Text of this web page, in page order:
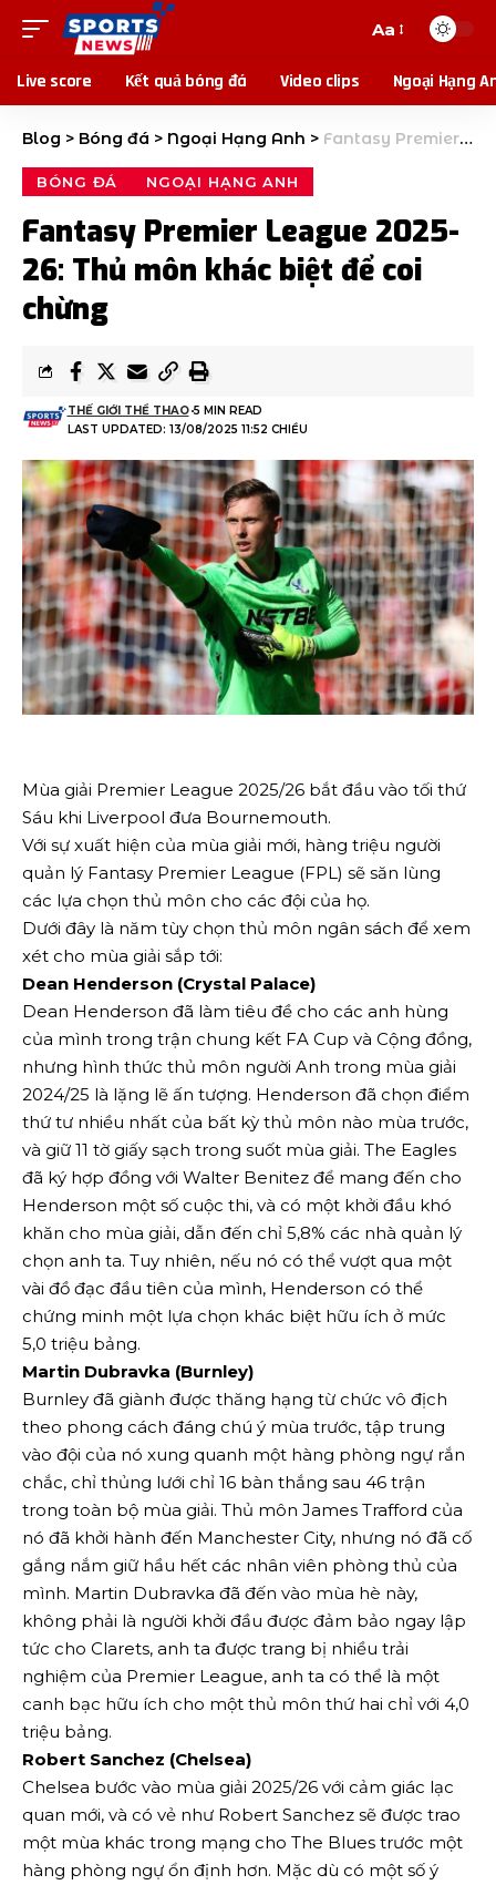
Aa
Live score Kết quả bóng đá Video clips Ngoại Hạng
Blog > Bóng đá > Ngoại Hạng Anh > Fantasy Premier League 2025-26: Thủ môn khác biệt để coi chừng
BÓNG ĐÁ NGOẠI HẠNG ANH
Fantasy Premier League 2025-
26: Thủ môn khác biệt để coi
chừng
LAST UPDATED: 13/08/2025 11:52 CHIỀU
THẾ GIỚI THỂ THAO 5 MIN READ
Mùa giải Premier League 2025/26 bắt đầu vào tối thứ
Sáu khi Liverpool đưa Bournemouth.
Với sự xuất hiện của mùa giải mới, hàng triệu người
quản lý Fantasy Premier League (FPL) sẽ săn lùng
các lựa chọn thủ môn cho các đội của họ.
Dưới đây là năm tùy chọn thủ môn ngân sách để xem
xét cho mùa giải sắp tới:
Dean Henderson (Crystal Palace)
Dean Henderson đã làm tiêu đề cho các anh hùng
của mình trong trận chung kết FA Cup và Cộng đồng,
nhưng hình thức thủ môn người Anh trong mùa giải
2024/25 là lặng lẽ ấn tượng. Henderson đã chọn điểm
thứ tư nhiều nhất của bất kỳ thủ môn nào mùa trước,
và giữ 11 tờ giấy sạch trong suốt mùa giải. The Eagles
đã ký hợp đồng với Walter Benitez để mang đến cho
Henderson một số cuộc thi, và có một khởi đầu khó
khăn cho mùa giải, dẫn đến chỉ 5,8% các nhà quản lý
chọn anh ta. Tuy nhiên, nếu nó có thể vượt qua một
vài đồ đạc đầu tiên của mình, Henderson có thể
chứng minh một lựa chọn khác biệt hữu ích ở mức
5,0 triệu bảng.
Martin Dubravka (Burnley)
Burnley đã giành được thăng hạng từ chức vô địch
theo phong cách đáng chú ý mùa trước, tập trung
vào đội của nó xung quanh một hàng phòng ngự rắn
chắc, chỉ thủng lưới chỉ 16 bàn thắng sau 46 trận
trong toàn bộ mùa giải. Thủ môn James Trafford của
nó đã khởi hành đến Manchester City, nhưng nó đã cố
gắng nắm giữ hầu hết các nhân viên phòng thủ của
mình. Martin Dubravka đã đến vào mùa hè này,
không phải là người khởi đầu được đảm bảo ngay lập
tức cho Clarets, anh ta được trang bị nhiều trải
nghiệm của Premier League, anh ta có thể là một
canh bạc hữu ích cho một thủ môn thứ hai chỉ với 4,0
triệu bảng.
Robert Sanchez (Chelsea)
Chelsea bước vào mùa giải 2025/26 với cảm giác lạc
quan mới, và có vẻ như Robert Sanchez sẽ được trao
một mùa khác trong mạng cho The Blues trước một
hàng phòng ngự ổn định hơn. Mặc dù có một số ý